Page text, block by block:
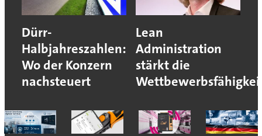
Dürr-
Halbjahreszahlen:
Wo der Konzern
nachsteuert
Lean
Administration
stärkt die